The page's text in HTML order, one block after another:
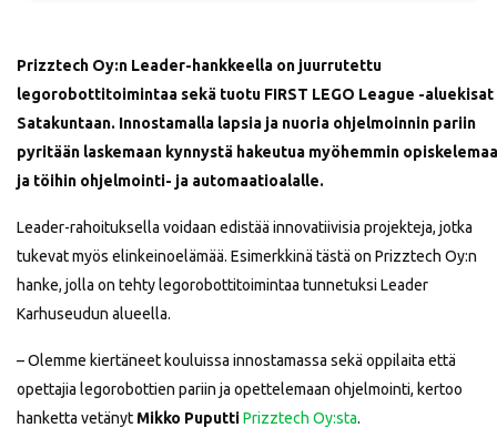
Prizztech Oy:n Leader-hankkeella on juurrutettu
legorobottitoimintaa sekä tuotu FIRST LEGO League -aluekisat
Satakuntaan. Innostamalla lapsia ja nuoria ohjelmoinnin pariin
pyritään laskemaan kynnystä hakeutua myöhemmin
ja töihin ohjelmointi- ja automaatioalalle.
Leader-rahoituksella voidaan edistää innovatiivisia projekteja, jotka
tukevat myös elinkeinoelämää. Esimerkkinä tästä on Prizztech Oy:n
hanke, jolla on tehty legorobottitoimintaa tunnetuksi Leader
Karhuseudun alueella.
– Olemme kiertäneet kouluissa innostamassa sekä oppilaita että
opettajia legorobottien pariin ja opettelemaan ohjelmointi, kertoo
hanketta vetänyt Mikko PuputtiPrizztech Oy:sta.